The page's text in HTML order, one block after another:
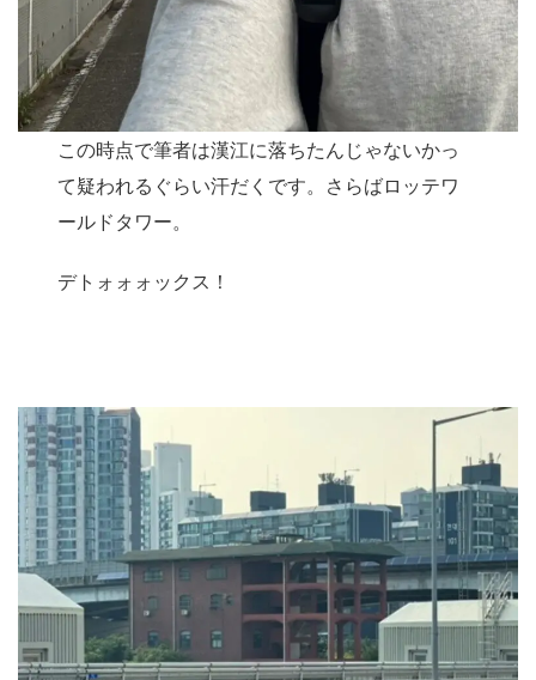
この時点で筆者は漢江に落ちたんじゃないかっ
て疑われるぐらい汗だくです。さらばロッテワ
ールドタワー。
デトォォォックス！